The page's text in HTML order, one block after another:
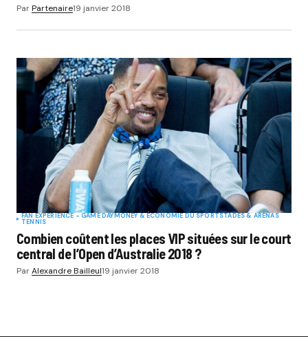
ParPartenaire19 janvier 2018
FAN EXPERIENCE - GAME DAYMONEY & ÉCONOMIE DU SPORTSTADES & ARENAS
TENNIS
Combien coûtent les places VIP situées sur le court
central de l’Open d’Australie 2018 ?
ParAlexandre Bailleul19 janvier 2018